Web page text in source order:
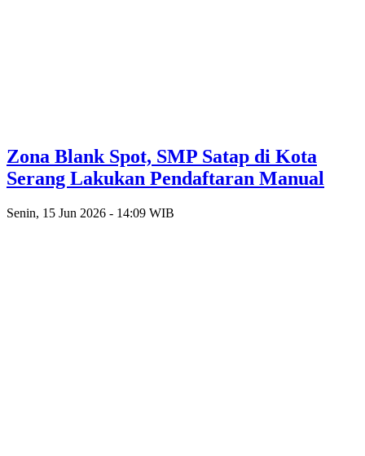
Zona Blank Spot, SMP Satap di Kota
Serang Lakukan Pendaftaran Manual
Senin, 15 Jun 2026 - 14:09 WIB